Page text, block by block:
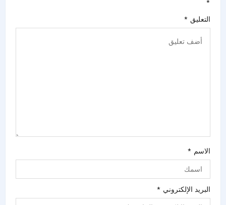
*
التعليق *
الاسم *
البريد الإلكتروني *